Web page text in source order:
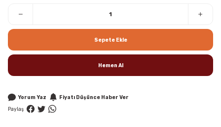
Sepete Ekle
Hemen Al
Yorum Yaz
Fiyatı Düşünce Haber Ver
Paylaş